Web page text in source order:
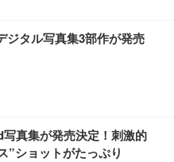
ジタル写真集3部作が発売
真集が発売決定！刺激的
”ショットがたっぷり